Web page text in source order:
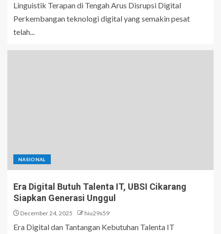
Linguistik Terapan di Tengah Arus Disrupsi Digital
Perkembangan teknologi digital yang semakin pesat
telah...
NASIONAL
Era Digital Butuh Talenta IT, UBSI Cikarang
Siapkan Generasi Unggul
December 24, 2025 hiu29x59
Era Digital dan Tantangan Kebutuhan Talenta IT